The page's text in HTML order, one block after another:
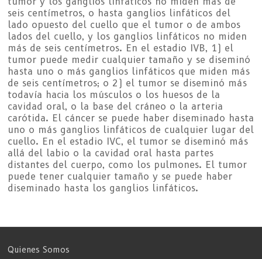
seis centímetros, o hasta ganglios linfáticos del
lado opuesto del cuello que el tumor o de ambos
lados del cuello, y los ganglios linfáticos no miden
más de seis centímetros. En el estadio IVB, 1) el
tumor puede medir cualquier tamaño y se diseminó
hasta uno o más ganglios linfáticos que miden más
de seis centímetros; o 2) el tumor se diseminó más
todavía hacia los músculos o los huesos de la
cavidad oral, o la base del cráneo o la arteria
carótida. El cáncer se puede haber diseminado hasta
uno o más ganglios linfáticos de cualquier lugar del
cuello. En el estadio IVC, el tumor se diseminó más
allá del labio o la cavidad oral hasta partes
distantes del cuerpo, como los pulmones. El tumor
puede tener cualquier tamaño y se puede haber
diseminado hasta los ganglios linfáticos.
Quienes Somos